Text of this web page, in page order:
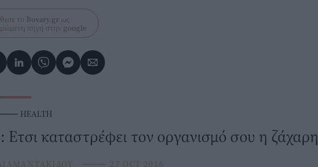
το Bovary.gr ως
πηγή στην google
HEALTH
Ετσι καταστρέφει τον οργανισμό σου η ζάχαρη
⸻ 27 OCT 2016